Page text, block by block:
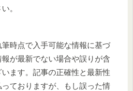
。
時点で入手可能な情報に基づ
が最新でない場合や誤りが含
ます。記事の正確性と最新性
ておりますが、もし誤った情